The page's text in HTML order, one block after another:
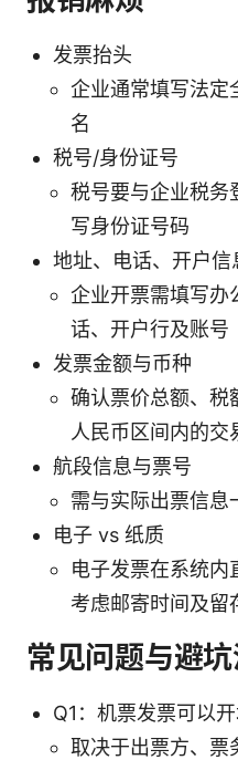
发票抬头
企业通常填写法定
名
税号/身份证号
税号要与企业税务
写身份证号码
地址、电话、开户信
企业开票需填写办
话、开户行及账号
发票金额与币种
确认票价总额、税
人民币区间内的交
航段信息与票号
需与实际出票信息
电子 vs 纸质
电子发票在系统内
考虑邮寄时间及留
常见问题与避
Q1：机票发票可以
取决于出票方、票